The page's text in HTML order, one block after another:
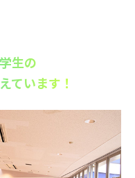
生の
ています！